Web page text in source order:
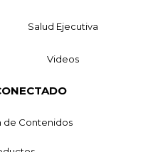
Salud Ejecutiva
Videos
de Contenidos